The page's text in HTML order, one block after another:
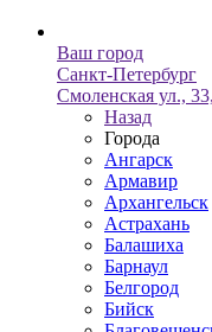
Ваш город
Санкт-Петербург
Смоленская ул.,
Назад
Города
Ангарск
Армавир
Архангельск
Астрахань
Балашиха
Барнаул
Белгород
Бийск